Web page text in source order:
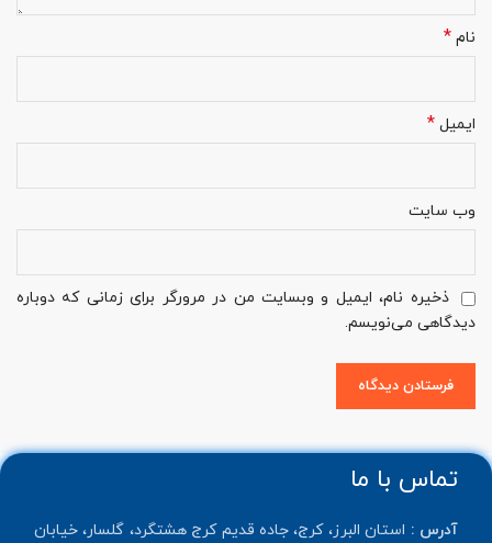
نام *
ایمیل *
وب‌ سایت
ذخیره نام، ایمیل و وبسایت من در مرورگر برای زمانی که دوباره
دیدگاهی می‌نویسم.
تماس با ما
آدرس : استان البرز، کرج، جاده قدیم کرج هشتگرد، گلسار، خیابان